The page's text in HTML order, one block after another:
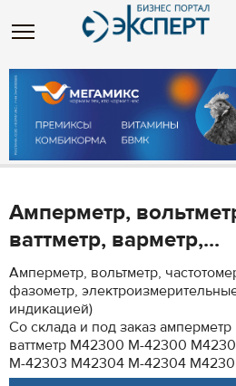
Амперметр,
ваттметр, варметр,...
Амперметр, вольтметр,
фазометр,
индикацией)
Со склада и под заказ амперметр
ваттметр M42300 М-42300
М-42303 M42304 М-42304